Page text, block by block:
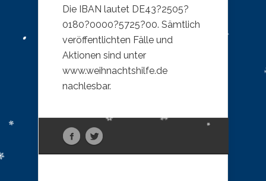
Die IBAN lautet DE43?2505?
0180?0000?5725?00. Sämtlich
veröffentlichten Fälle und
Aktionen sind unter
www.weihnachtshilfe.de
nachlesbar.